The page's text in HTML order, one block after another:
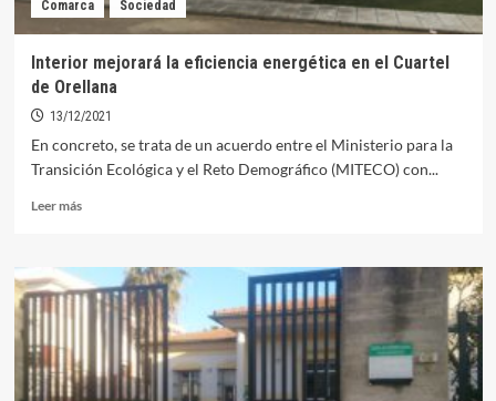
Comarca Sociedad
Interior mejorará la eficiencia energética en el Cuartel
de Orellana
13/12/2021
En concreto, se trata de un acuerdo entre el Ministerio para la
Transición Ecológica y el Reto Demográfico (MITECO) con...
Leer másLeer
Interior
mejorará
eficiencia
energética
en
el